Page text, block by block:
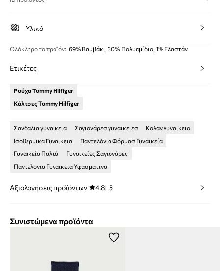
Υλικό
Ολόκληρο το προϊόν: 69% Βαμβάκι, 30% Πολυαμίδιο, 1% Ελαστάν
Ετικέτες
Ρούχα Tommy Hilfiger
Κάλτσες Tommy Hilfiger
Σανδαλια γυναικεια Σαγιονάρεσ γυναικειεσ
Κολαν γυναικειο
Ισοθερμικα Γυναικεια
Παντελόνια Φόρμασ Γυναικεία
Γυναικεία Παλτά
Γυναικείες Σαγιονάρες
Παντελονια Γυναικεια Υφασματινα
Αξιολογήσεις προϊόντων 4.8 5
Συνιστώμενα προϊόντα